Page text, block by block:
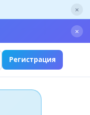
×
×
Регистрация